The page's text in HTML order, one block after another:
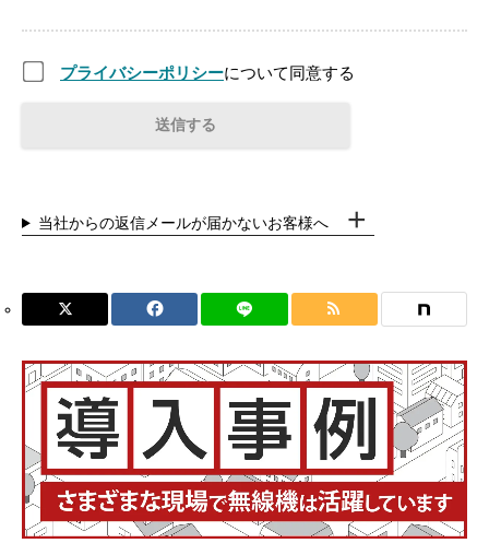
プライバシーポリシーについて同意する
当社からの返信メールが届かないお客様へ